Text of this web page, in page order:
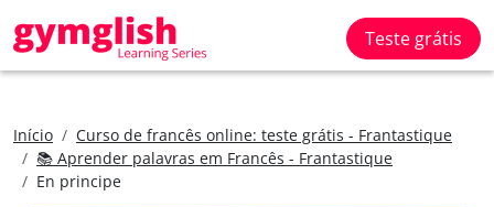
Teste grátis
Início
Curso de francês online: teste grátis - Frantastique
📚 Aprender palavras em Francês - Frantastique
En principe